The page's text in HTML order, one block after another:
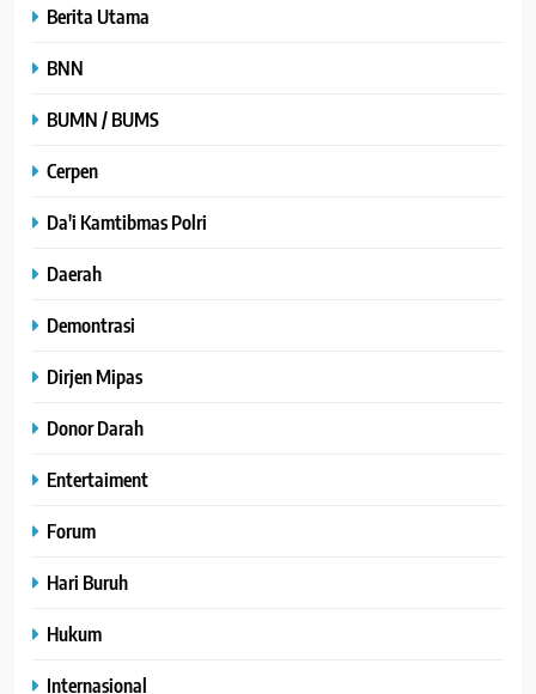
Berita Utama
BNN
BUMN / BUMS
Cerpen
Da'i Kamtibmas Polri
Daerah
Demontrasi
Dirjen Mipas
Donor Darah
Entertaiment
Forum
Hari Buruh
Hukum
Internasional